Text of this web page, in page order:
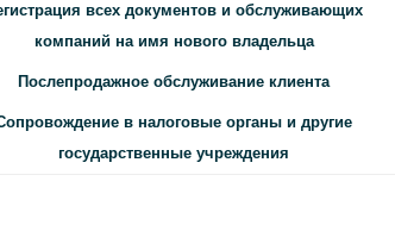
всех документов и обслуживающих
компаний на имя нового владельца
Послепродажное обслуживание клиента
в налоговые органы и другие
государственные учреждения